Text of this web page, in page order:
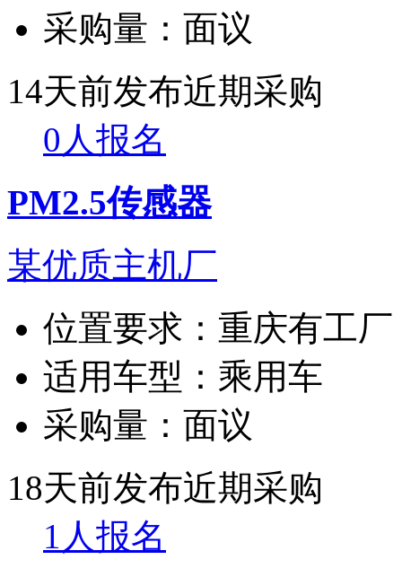
采购量： 面议
14天前发布近期采购
0人报名
PM2.5传感器
某优质主机厂
位置要求： 重庆有工厂
适用车型： 乘用车
采购量： 面议
18天前发布近期采购
1人报名